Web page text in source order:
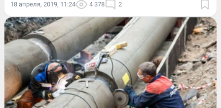
18 апреля, 2019, 11:24 4 378 2